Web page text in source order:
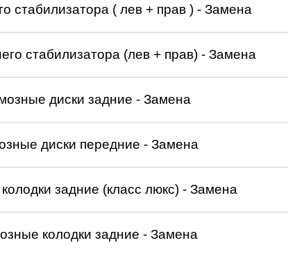
стабилизатора ( лев + прав ) - Замена
стабилизатора (лев + прав) - Замена
диски задние - Замена
диски передние - Замена
задние (класс люкс) - Замена
колодки задние - Замена